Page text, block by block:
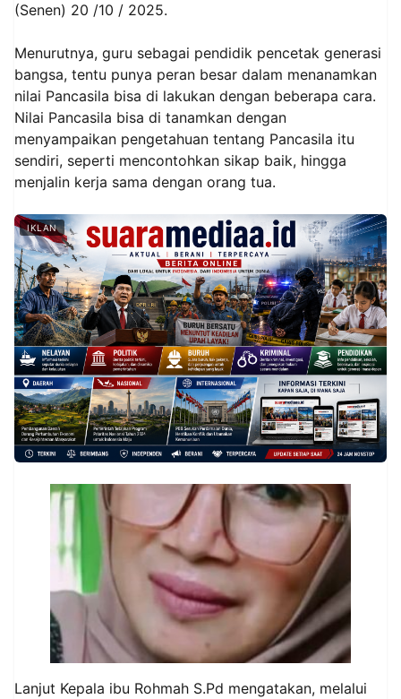
(Senen) 20 /10 / 2025.
Menurutnya, guru sebagai pendidik pencetak generasi
bangsa, tentu punya peran besar dalam menanamkan
nilai Pancasila bisa di lakukan dengan beberapa cara.
Nilai Pancasila bisa di tanamkan dengan
menyampaikan pengetahuan tentang Pancasila itu
sendiri, seperti mencontohkan sikap baik, hingga
menjalin kerja sama dengan orang tua.
IKLAN
Lanjut Kepala ibu Rohmah S.Pd mengatakan, melalui